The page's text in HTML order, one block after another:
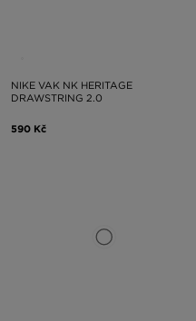
NIKE VAK NK HERITAGE
DRAWSTRING 2.0
590 Kč